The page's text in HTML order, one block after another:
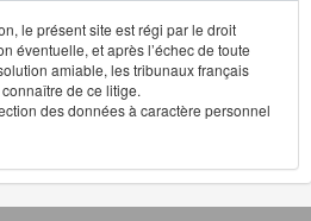
le présent site est régi par le droit
éventuelle, et après l’échec de toute
amiable, les tribunaux français
de ce litige.
des données à caractère personnel